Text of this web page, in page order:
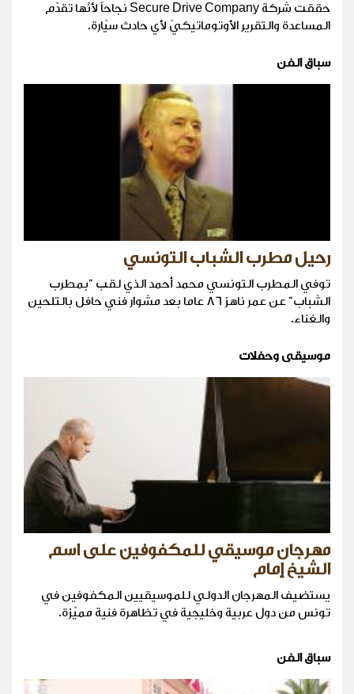
حققت شركة Secure Drive Company نجاحاً لأنّها تقدّم
المساعدة والتقرير الأوتوماتيكيّ لأي حادث سيّارة.
سباق الفن
رحيل مطرب الشباب التونسي
توفي المطرب التونسي محمد أحمد الذي لقب "بمطرب
الشباب" عن عمر ناهز 86 عاما بعد مشوار فني حافل بالتلحين
والغناء.
موسيقى وحفلات
مهرجان موسيقي للمكفوفين على اسم
الشيخ إمام
يستضيف المهرجان الدولي للموسيقيين المكفوفين في
تونس من دول عربية وخليجية في تظاهرة فنية مميّزة.
سباق الفن